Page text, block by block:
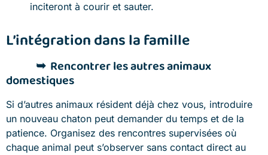
inciteront à courir et sauter.
L’intégration dans la famille
Rencontrer les autres animaux
domestiques
Si d’autres animaux résident déjà chez vous, introduire
un nouveau chaton peut demander du temps et de la
patience. Organisez des rencontres supervisées où
chaque animal peut s’observer sans contact direct au